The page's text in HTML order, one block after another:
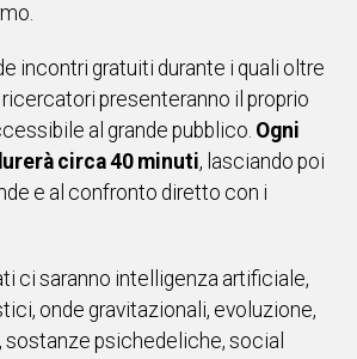
Vai
incontri gratuiti durante i quali oltre
presenteranno il proprio
al grande pubblico. Ogni
circa 40 minuti, lasciando poi
e al confronto diretto con i
ci saranno intelligenza artificiale,
onde gravitazionali, evoluzione,
sostanze psichedeliche, social